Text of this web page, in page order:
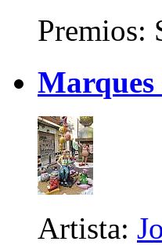
Premios:
Artista: